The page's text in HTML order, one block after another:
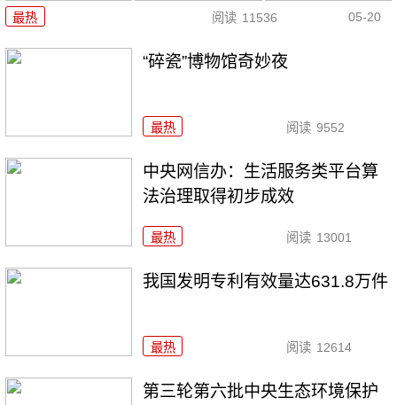
最热 阅读 11536 05-20
“碎瓷”博物馆奇妙夜
最热 阅读 9552
中央网信办：生活服务类平台算
法治理取得初步成效
最热 阅读 13001
我国发明专利有效量达631.8万件
最热 阅读 12614
第三轮第六批中央生态环境保护